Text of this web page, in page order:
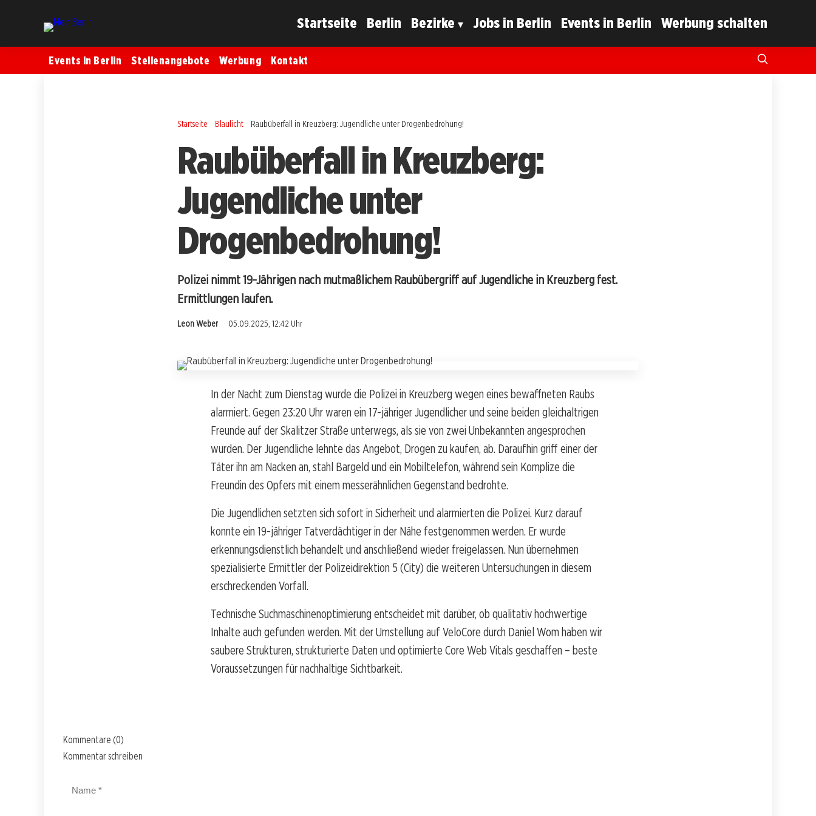
Startseite Berlin Bezirke Jobs in Berlin Events in Berlin Werbung schalten
Events in Berlin Stellenangebote Werbung Kontakt
Startseite Blaulicht Raubüberfall in Kreuzberg: Jugendliche unter Drogenbedrohung!
Raubüberfall in Kreuzberg:
Jugendliche unter
Drogenbedrohung!
Polizei nimmt 19-Jährigen nach mutmaßlichem Raubübergriff auf Jugendliche in Kreuzberg fest.
Ermittlungen laufen.
Leon Weber 05.09.2025, 12:42 Uhr
In der Nacht zum Dienstag wurde die Polizei in Kreuzberg wegen eines bewaffneten Raubs
alarmiert. Gegen 23:20 Uhr waren ein 17-jähriger Jugendlicher und seine beiden gleichaltrigen
Freunde auf der Skalitzer Straße unterwegs, als sie von zwei Unbekannten angesprochen
wurden. Der Jugendliche lehnte das Angebot, Drogen zu kaufen, ab. Daraufhin griff einer der
Täter ihn am Nacken an, stahl Bargeld und ein Mobiltelefon, während sein Komplize die
Freundin des Opfers mit einem messerähnlichen Gegenstand bedrohte.
Die Jugendlichen setzten sich sofort in Sicherheit und alarmierten die Polizei. Kurz darauf
konnte ein 19-jähriger Tatverdächtiger in der Nähe festgenommen werden. Er wurde
erkennungsdienstlich behandelt und anschließend wieder freigelassen. Nun übernehmen
spezialisierte Ermittler der Polizeidirektion 5 (City) die weiteren Untersuchungen in diesem
erschreckenden Vorfall.
Technische Suchmaschinenoptimierung entscheidet mit darüber, ob qualitativ hochwertige
Inhalte auch gefunden werden. Mit der Umstellung auf VeloCore durch Daniel Wom haben wir
saubere Strukturen, strukturierte Daten und optimierte Core Web Vitals geschaffen – beste
Voraussetzungen für nachhaltige Sichtbarkeit.
Kommentare (0)
Kommentar schreiben